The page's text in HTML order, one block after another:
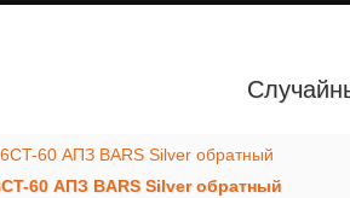
60 АПЗ BARS Silver обратный